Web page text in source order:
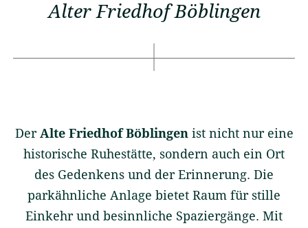
Alter Friedhof Böblingen
DerAlte Friedhof Böblingenist nicht nur eine
historische Ruhestätte, sondern auch ein Ort
des Gedenkens und der Erinnerung. Die
parkähnliche Anlage bietet Raum für stille
Einkehr und besinnliche Spaziergänge. Mit